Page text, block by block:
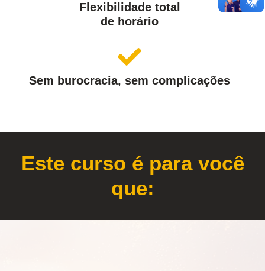
Flexibilidade total
de horário
Sem burocracia, sem complicações
Este curso é para você
que: